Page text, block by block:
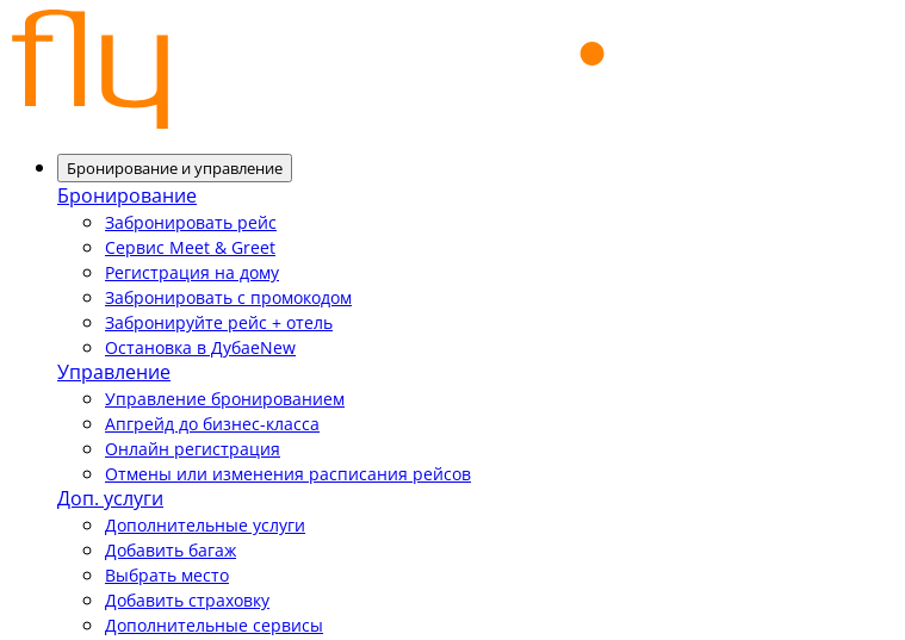
Бронирование и управление
Бронирование
Забронировать рейс
Сервис Meet & Greet
Регистрация на дому
Забронировать с промокодом
Забронируйте рейс + отель
Остановка в ДубаеNew
Управление
Управление бронированием
Апгрейд до бизнес-класса
Онлайн регистрация
Отмены или изменения расписания рейсов
Доп. услуги
Дополнительные услуги
Добавить багаж
Выбрать место
Добавить страховку
Дополнительные сервисы